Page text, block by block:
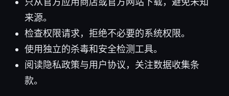
来源。
检查权限请求，拒绝不必要的系统权限。
使用独立的杀毒和安全检测工具。
阅读隐私政策与用户协议，关注数据收集条
款。